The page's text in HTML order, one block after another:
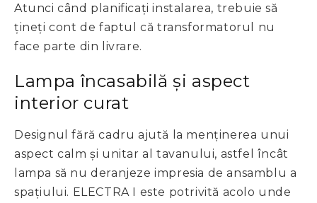
Atunci când planificați instalarea, trebuie să
țineți cont de faptul că transformatorul nu
face parte din livrare.
Lampa încasabilă și aspect
interior curat
Designul fără cadru ajută la menținerea unui
aspect calm și unitar al tavanului, astfel încât
lampa să nu deranjeze impresia de ansamblu a
spațiului. ELECTRA I este potrivită acolo unde